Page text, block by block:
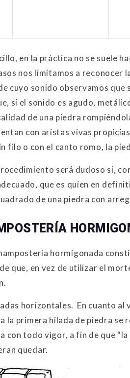
en la práctica no se suele
nos limitamos a reconocer
cuyo sonido observamos que
si el sonido es agudo,
de una piedra
con aristas vivas
filo o con el canto romo, la
será dudoso si,
que es quien en
de una piedra con
hormigonada
que, en vez de utilizar el
horizontales. En cuanto
la primera hilada de piedra se
con todo vigor, a fin de que
quedar.